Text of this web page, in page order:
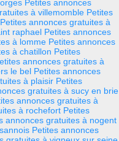
Petites annonces
à villemomble Petites
Petites annonces gratuites à
raphael Petites annonces
à lomme Petites annonces
à chatillon Petites
annonces gratuites à
le bel Petites annonces
à plaisir Petites
gratuites à sucy en brie
annonces gratuites à
à rochefort Petites
annonces gratuites à nogent
Petites annonces